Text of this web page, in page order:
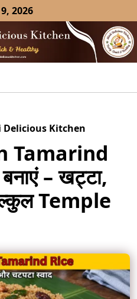
2026
Kitchen
Tamarind
– खट्टा,
Temple